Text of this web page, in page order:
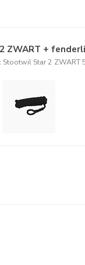
ZWART +
Stootwil Star 2 ZWART